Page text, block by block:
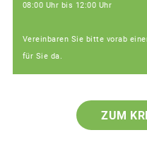
08:00 Uhr bis 12:00 Uhr
Vereinbaren Sie bitte vorab
für Sie da.
ZUM